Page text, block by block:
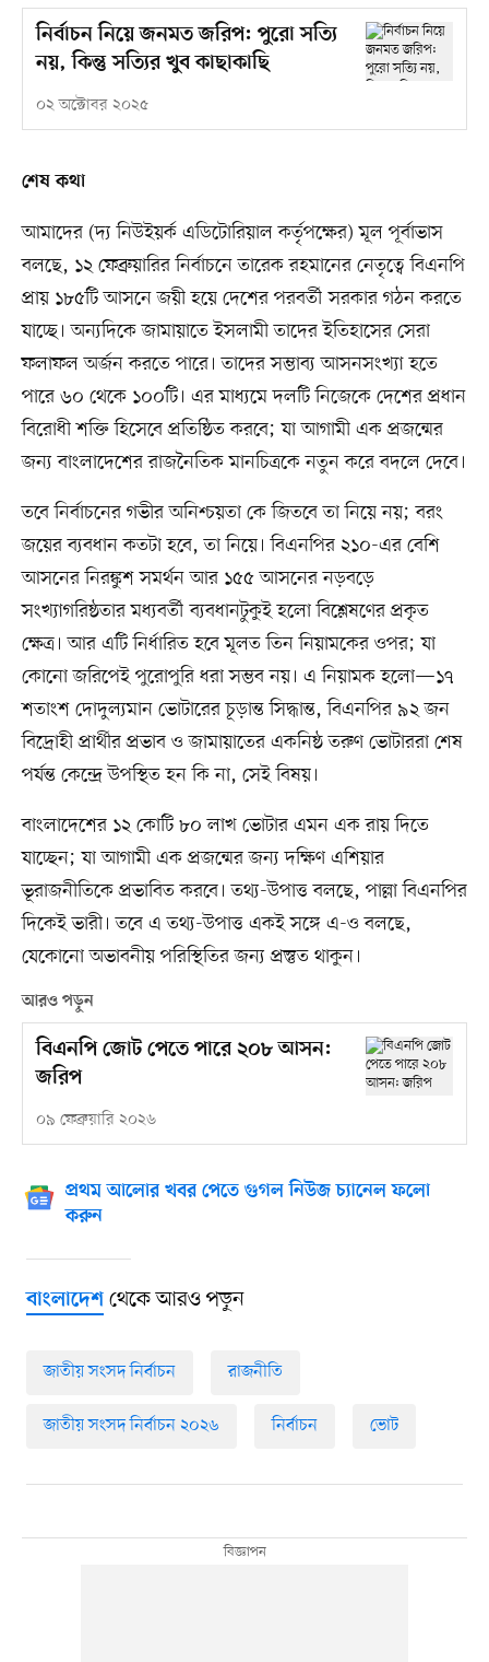
নির্বাচন নিয়ে জনমত জরিপ: পুরো সত্যি
নয়, কিন্তু সত্যির খুব কাছাকাছি
০২ অক্টোবর ২০২৫
শেষ কথা
আমাদের (দ্য নিউইয়র্ক এডিটোরিয়াল কর্তৃপক্ষের) মূল পূর্বাভাস
বলছে, ১২ ফেব্রুয়ারির নির্বাচনে তারেক রহমানের নেতৃত্বে বিএনপি
প্রায় ১৮৫টি আসনে জয়ী হয়ে দেশের পরবর্তী সরকার গঠন করতে
যাচ্ছে। অন্যদিকে জামায়াতে ইসলামী তাদের ইতিহাসের সেরা
ফলাফল অর্জন করতে পারে। তাদের সম্ভাব্য আসনসংখ্যা হতে
পারে ৬০ থেকে ১০০টি। এর মাধ্যমে দলটি নিজেকে দেশের প্রধান
বিরোধী শক্তি হিসেবে প্রতিষ্ঠিত করবে; যা আগামী এক প্রজন্মের
জন্য বাংলাদেশের রাজনৈতিক মানচিত্রকে নতুন করে বদলে দেবে।
তবে নির্বাচনের গভীর অনিশ্চয়তা কে জিতবে তা নিয়ে নয়; বরং
জয়ের ব্যবধান কতটা হবে, তা নিয়ে। বিএনপির ২১০-এর বেশি
আসনের নিরঙ্কুশ সমর্থন আর ১৫৫ আসনের নড়বড়ে
সংখ্যাগরিষ্ঠতার মধ্যবর্তী ব্যবধানটুকুই হলো বিশ্লেষণের প্রকৃত
ক্ষেত্র। আর এটি নির্ধারিত হবে মূলত তিন নিয়ামকের ওপর; যা
কোনো জরিপেই পুরোপুরি ধরা সম্ভব নয়। এ নিয়ামক হলো—১৭
শতাংশ দোদুল্যমান ভোটারের চূড়ান্ত সিদ্ধান্ত, বিএনপির ৯২ জন
বিদ্রোহী প্রার্থীর প্রভাব ও জামায়াতের একনিষ্ঠ তরুণ ভোটাররা শেষ
পর্যন্ত কেন্দ্রে উপস্থিত হন কি না, সেই বিষয়।
বাংলাদেশের ১২ কোটি ৮০ লাখ ভোটার এমন এক রায় দিতে
যাচ্ছেন; যা আগামী এক প্রজন্মের জন্য দক্ষিণ এশিয়ার
ভূরাজনীতিকে প্রভাবিত করবে। তথ্য-উপাত্ত বলছে, পাল্লা বিএনপির
দিকেই ভারী। তবে এ তথ্য-উপাত্ত একই সঙ্গে এ-ও বলছে,
যেকোনো অভাবনীয় পরিস্থিতির জন্য প্রস্তুত থাকুন।
আরও পড়ুন
বিএনপি জোট পেতে পারে ২০৮ আসন:
জরিপ
০৯ ফেব্রুয়ারি ২০২৬
প্রথম আলোর খবর পেতে গুগল নিউজ চ্যানেল ফলো
করুন
বাংলাদেশথেকে আরও পড়ুন
জাতীয় সংসদ নির্বাচন রাজনীতি
জাতীয় সংসদ নির্বাচন ২০২৬ নির্বাচন ভোট